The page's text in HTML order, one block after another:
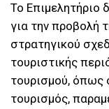
Το Επιμελητήριο
για την προβολή
στρατηγικού
τουριστικής
τουρισμού, όπως
τουρισμός,